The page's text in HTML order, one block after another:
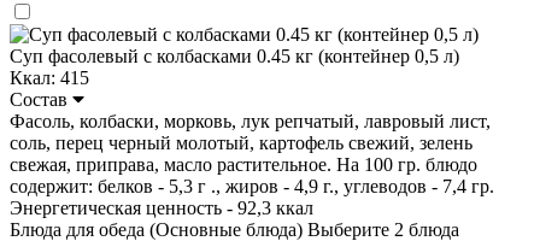
Суп фасолевый с колбасками 0.45 кг (контейнер 0,5 л)
Ккал: 415
Состав
Фасоль, колбаски, морковь, лук репчатый, лавровый лист,
соль, перец черный молотый, картофель свежий, зелень
свежая, приправа, масло растительное. На 100 гр. блюдо
содержит: белков - 5,3 г ., жиров - 4,9 г., углеводов - 7,4 гр.
Энергетическая ценность - 92,3 ккал
Блюда для обеда (Основные блюда) Выберите 2 блюда